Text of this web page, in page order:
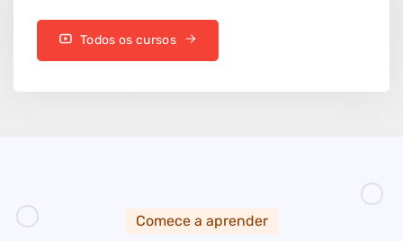
Todos os cursos
Comece a aprender